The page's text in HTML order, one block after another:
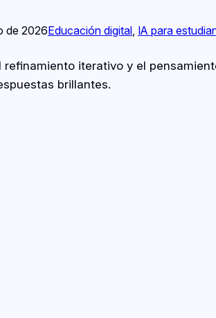
de 2026Educación digital IA para
refinamiento iterativo y el
brillantes.